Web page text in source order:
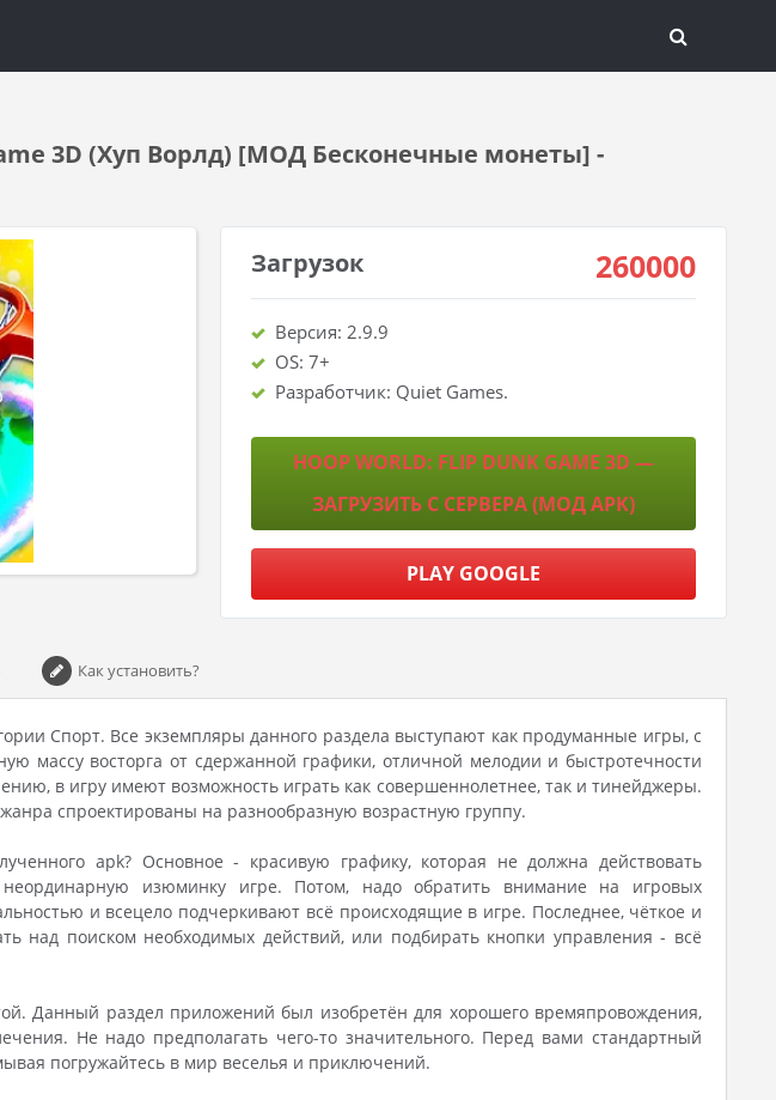
3D (Хуп Ворлд) [МОД Бесконечные монеты] -
Загрузок 260000
Версия: 2.9.9
OS: 7+
Разработчик: Quiet Games.
HOOP WORLD: FLIP DUNK GAME 3D —
ЗАГРУЗИТЬ С СЕРВЕРА (МОД APK)
PLAY GOOGLE
Как установить?
Спорт. Все экземпляры данного раздела выступают как продуманные игры, с
массу восторга от сдержанной графики, отличной мелодии и быстротечности
в игру имеют возможность играть как совершеннолетнее, так и тинейджеры.
спроектированы на разнообразную возрастную группу.
apk? Основное - красивую графику, которая не должна действовать
изюминку игре. Потом, надо обратить внимание на игровых
и всецело подчеркивают всё происходящие в игре. Последнее, чёткое и
над поиском необходимых действий, или подбирать кнопки управления - всё
Данный раздел приложений был изобретён для хорошего времяпровождения,
Не надо предполагать чего-то значительного. Перед вами стандартный
погружайтесь в мир веселья и приключений.